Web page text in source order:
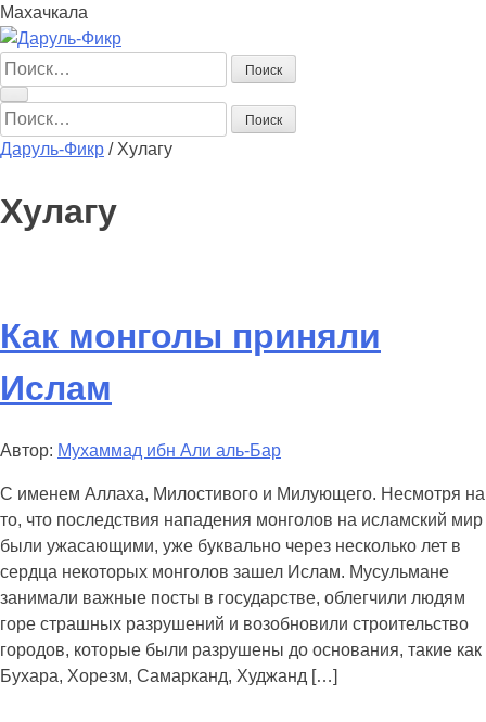
Махачкала
Найти:
Найти:
Даруль-Фикр / Хулагу
Хулагу
Как монголы приняли
Ислам
Автор: Мухаммад ибн Али аль-Бар
С именем Аллаха, Милостивого и Милующего. Несмотря на
то, что последствия нападения монголов на исламский мир
были ужасающими, уже буквально через несколько лет в
сердца некоторых монголов зашел Ислам. Мусульмане
занимали важные посты в государстве, облегчили людям
горе страшных разрушений и возобновили строительство
городов, которые были разрушены до основания, такие как
Бухара, Хорезм, Самарканд, Худжанд […]